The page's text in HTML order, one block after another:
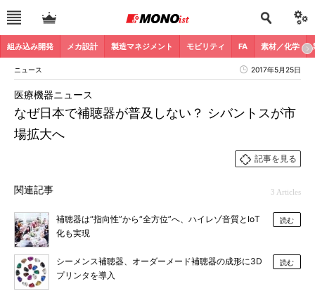
組み込み開発 メカ設計 製造マネジメント モビリティ FA 素材／化学
ニュース 2017年5月25日
なぜ日本で補聴器が普及しない？ シバントスが市
場拡大へ
医療機器ニュース
記事を見る
関連記事 3 Articles
補聴器は“指向性”から“全方位”へ、ハイレゾ音質とIoT
化も実現
読む
シーメンス補聴器、オーダーメード補聴器の成形に3D
プリンタを導入
読む